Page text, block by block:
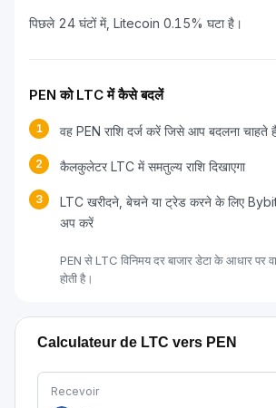
पिछले 24 घंटों में, Litecoin 0.15% घटा है।
PEN को LTC में कैसे बदलें
1 वह PEN राशि दर्ज करें जिसे आप बदलना चाहते
2 कैलकुलेटर LTC में समतुल्य राशि दिखाएगा
3
LTC खरीदने, बेचने या ट्रेड करने के लिए
अप करें
PEN से LTC विनिमय दर बाजार डेटा के आधार पर
होती है।
Calculateur de LTC vers PEN
Recevoir